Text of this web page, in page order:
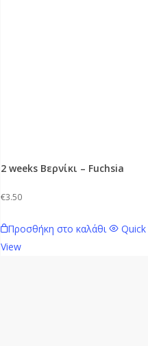
2 weeks Βερνίκι – Fuchsia
€3.50
Προσθήκη στο καλάθι
Quick
View